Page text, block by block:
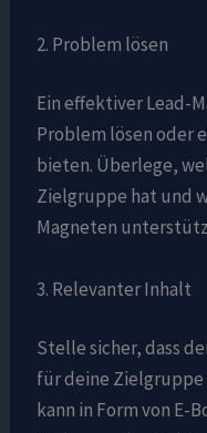
2. Problem lösen
Ein effektiver Lead-
Problem lösen oder
bieten. Überlege,
Zielgruppe hat und
Magneten
3. Relevanter Inhalt
Stelle sicher, dass
für deine
kann in Form von E-